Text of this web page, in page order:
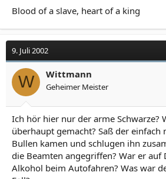
Blood of a slave, heart of a king
9. Juli 2002
W Wittmann
Geheimer Meister
Ich hör hier nur der arme Schwarze?
überhaupt gemacht? Saß der
Bullen kamen und schlugen ihn
die Beamten angegriffen? War er auf
Alkohol beim Autofahren? Was war